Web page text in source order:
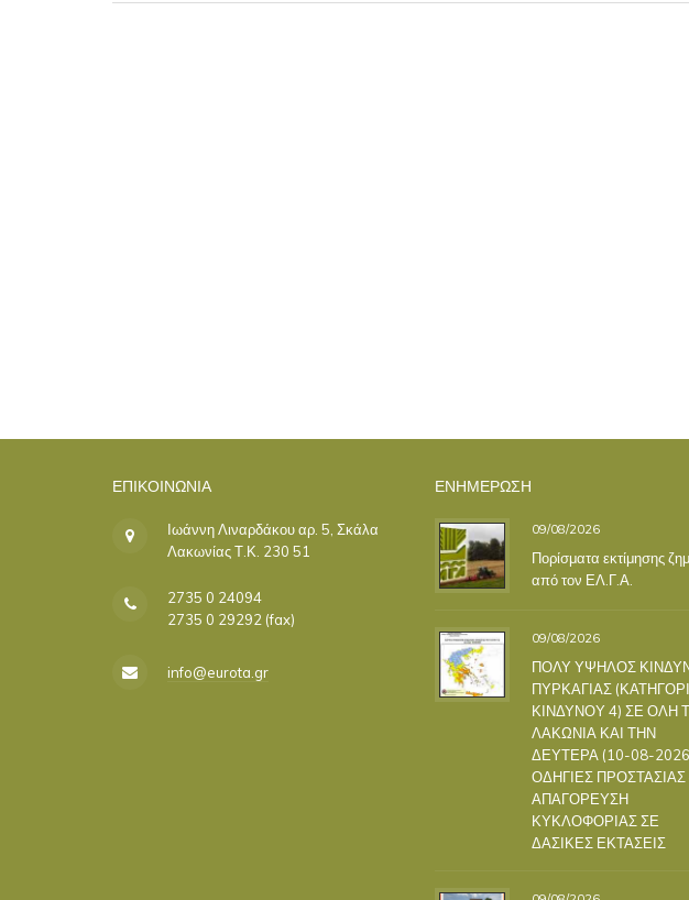
ΕΠΙΚΟΙΝΩΝΊΑ
Ιωάννη Λιναρδάκου αρ. 5, Σκάλα
Λακωνίας Τ.Κ. 230 51
2735 0 24094
2735 0 29292 (fax)
info@eurota.gr
ΕΝΗΜΕΡΩΣΗ
09/08/2026
Πορίσματα εκτίμησης
από τον ΕΛ.Γ.Α.
09/08/2026
ΠΟΛΥ ΥΨΗΛΟΣ
ΠΥΡΚΑΓΙΑΣ
ΚΙΝΔΥΝΟΥ 4) ΣΕ ΟΛΗ
ΛΑΚΩΝΙΑ ΚΑΙ ΤΗΝ
ΔΕΥΤΕΡΑ (10-08-
ΟΔΗΓΙΕΣ ΠΡΟΣΤΑΣΙΑΣ
ΑΠΑΓΟΡΕΥΣΗ
ΚΥΚΛΟΦΟΡΙΑΣ ΣΕ
ΔΑΣΙΚΕΣ ΕΚΤΑΣΕΙΣ